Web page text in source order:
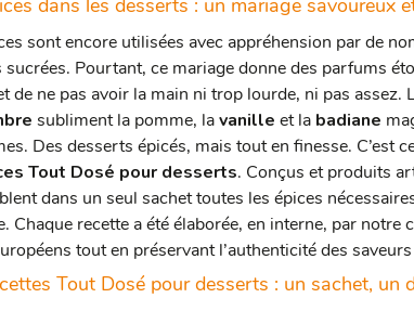
dans les desserts : un mariage savoureux
sont encore utilisées avec appréhension par de
sucrées. Pourtant, ce mariage donne des parfums
de ne pas avoir la main ni trop lourde, ni pas assez.
subliment la pomme, lavanille et la badiane
Des desserts épicés, mais tout en finesse. C’est
Tout Dosé pour desserts. Conçus et produits
dans un seul sachet toutes les épices
Chaque recette a été élaborée, en interne, par
tout en préservant l’authenticité des
Tout Dosé pour desserts : un sachet, un